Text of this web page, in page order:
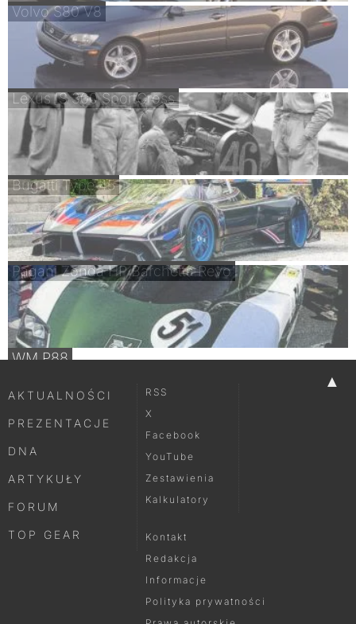
Volvo S80 V8
Lexus IS 300 SportCross
Bugatti Type 45
Pagani Zonda HP Barchetta Revo
WM P88
▲
AKTUALNOŚCI
PREZENTACJE
DNA
ARTYKUŁY
FORUM
TOP GEAR
RSS
X
Facebook
YouTube
Zestawienia
Kalkulatory
Kontakt
Redakcja
Informacje
Polityka prywatności